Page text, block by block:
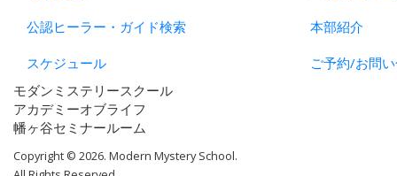
公認ヒーラー・ガイド検索
スケジュール
本部紹介
ご予約/お問
モダンミステリースクール
アカデミーオブライフ
幡ヶ谷セミナールーム
Copyright © 2026. Modern Mystery School.